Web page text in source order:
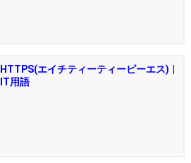
HTTPS(エイチティーティーピーエス) |
IT用語